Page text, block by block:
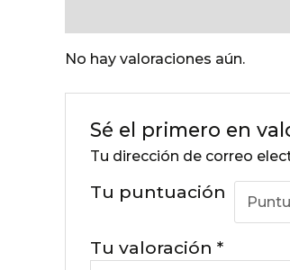
No hay valoraciones aún.
Sé el primero en
Tu dirección de correo
Tu puntuación
Tu valoración *